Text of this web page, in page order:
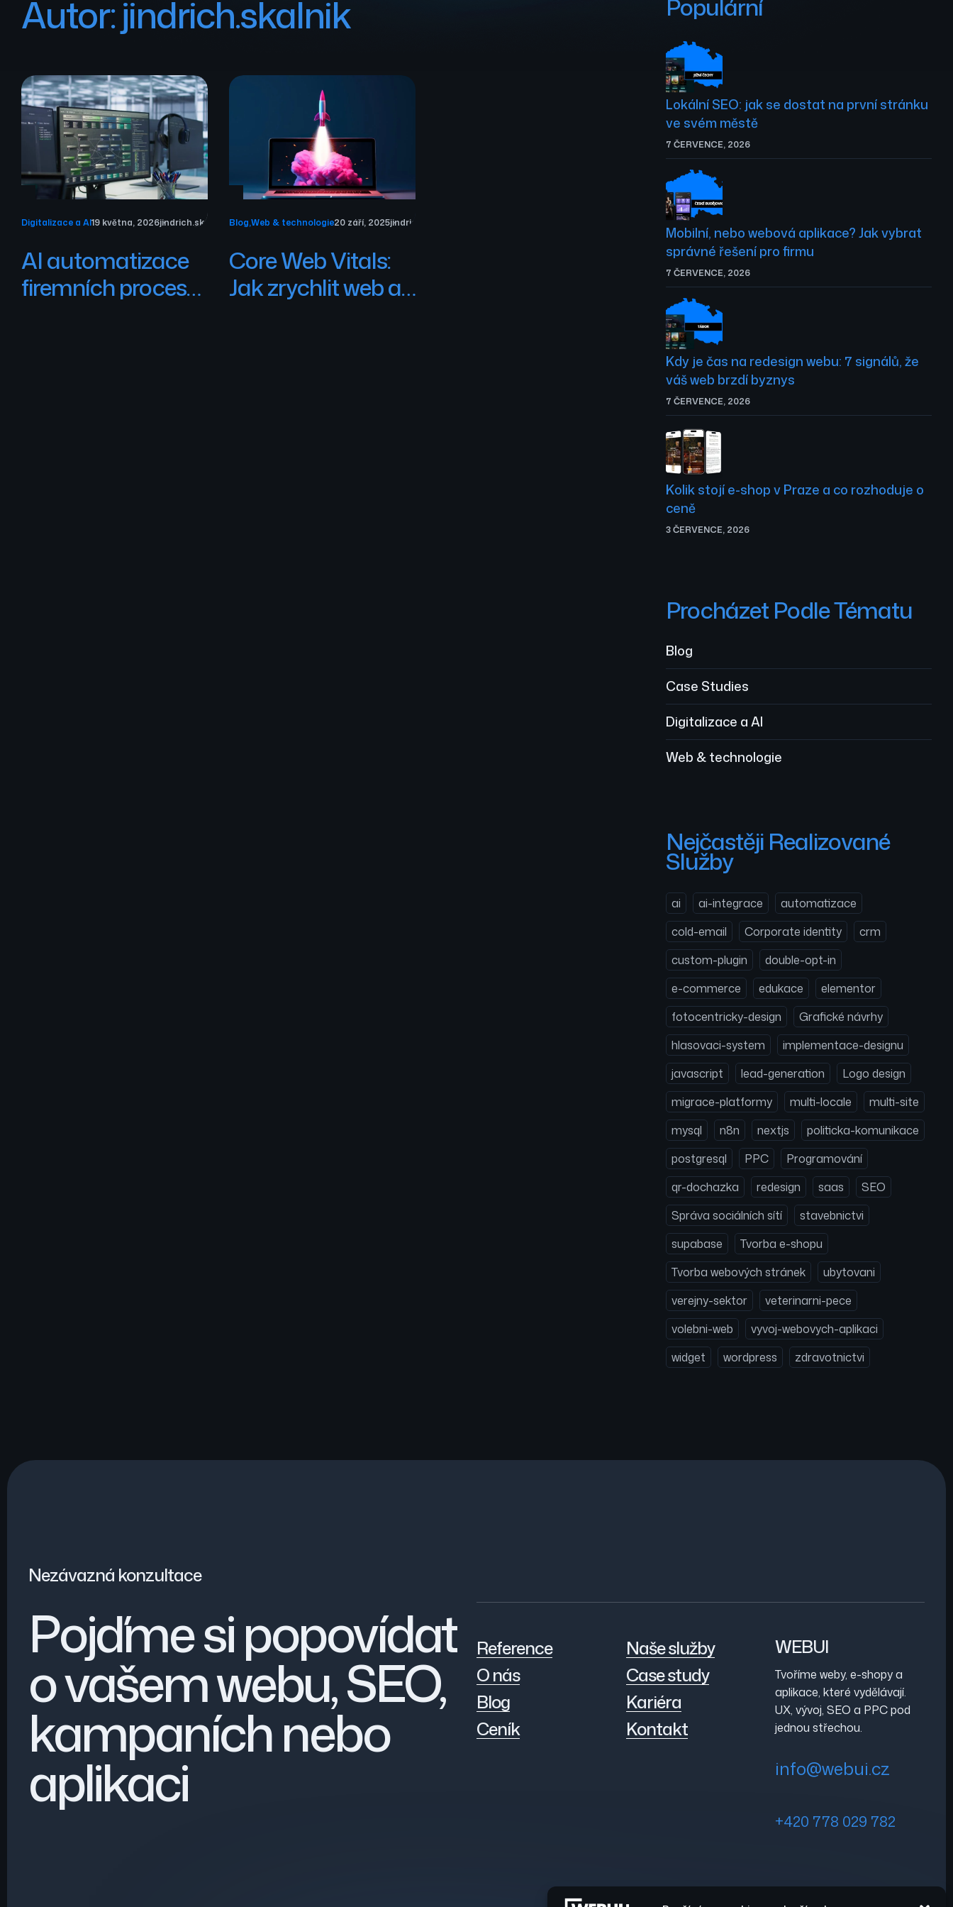
Autor:jindrich.skalnik
Digitalizace a AI19 května, 2026jindrich.skalnik
AI automatizace
firemních procesů:
Blog,Web & technologie20 září, 2025jindrich.skalnik
Core Web Vitals:
Jak zrychlit web a
Populární
7 ČERVENCE, 2026
Lokální SEO: jak se dostat na první stránku
ve svém městě
7 ČERVENCE, 2026
Mobilní, nebo webová aplikace? Jak vybrat
správné řešení pro firmu
7 ČERVENCE, 2026
Kdy je čas na redesign webu: 7 signálů, že
váš web brzdí byznys
3 ČERVENCE, 2026
Kolik stojí e-shop v Praze a co rozhoduje o
ceně
Procházet Podle Tématu
Blog
Case Studies
Digitalizace a AI
Web & technologie
Nejčastěji Realizované
Služby
ai ai-integrace
automatizace
cold-email
Corporate identity
crm
custom-plugin
double-opt-in
e-commerce
edukace
elementor
fotocentricky-design
Grafické návrhy
hlasovaci-system
implementace-designu
javascript
lead-generation
Logo design
migrace-platformy
multi-locale
multi-site
mysql
n8n nextjs
politicka-komunikace
postgresql
PPC
Programování
qr-dochazka
redesign saas
SEO
Správa sociálních sítí
stavebnictvi
supabase
Tvorba e-shopu
Tvorba webových stránek
ubytovani
verejny-sektor
veterinarni-pece
volebni-web
vyvoj-webovych-aplikaci
widget
wordpress zdravotnictvi
Nezávazná konzultace
Pojďme si popovídat
o vašem webu, SEO,
kampaních nebo
aplikaci
Reference
O nás
Blog
Ceník
Naše služby
Case study
Kariéra
Kontakt
WEBUI
Tvoříme weby, e-shopy a
aplikace, které vydělávají.
UX, vývoj, SEO a PPC pod
jednou střechou.
info@webui.cz
+420 778 029 782